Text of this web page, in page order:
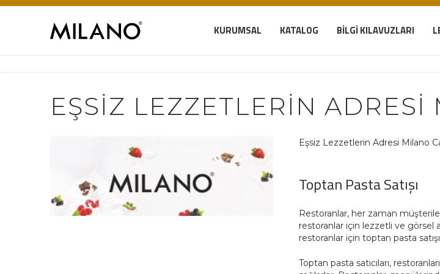
KURUMSAL KATALOG BILGI KILAVUZLARI
EŞSIZ LEZZETLERIN ADRESI
Eşsiz Lezzetlerin Adresi Milano
Toptan Pasta Satışı
Restoranlar, her zaman
restoranlar için lezzetli ve görsel
restoranlar için toptan pasta
Toptan pasta satıcıları,